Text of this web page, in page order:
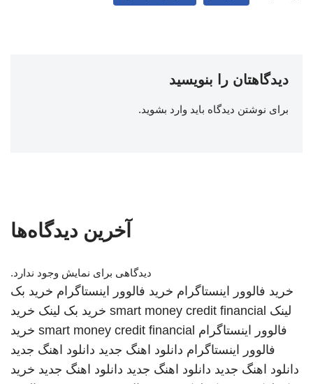
دیدگاهتان را بنویسید
برای نوشتن دیدگاه باید وارد بشوید.
آخرین دیدگاه‌ها
دیدگاهی برای نمایش وجود ندارد.
خرید فالوور اینستاگرام خرید فالوور اینستاگرام خرید بک
لینک smart money credit financial خرید بک لینک خرید
فالوور اینستاگرام smart money credit financial خرید
فالوور اینستاگرام دانلود اهنگ جدید دانلود اهنگ جدید
دانلود اهنگ جدید دانلود اهنگ جدید دانلود اهنگ جدید خرید